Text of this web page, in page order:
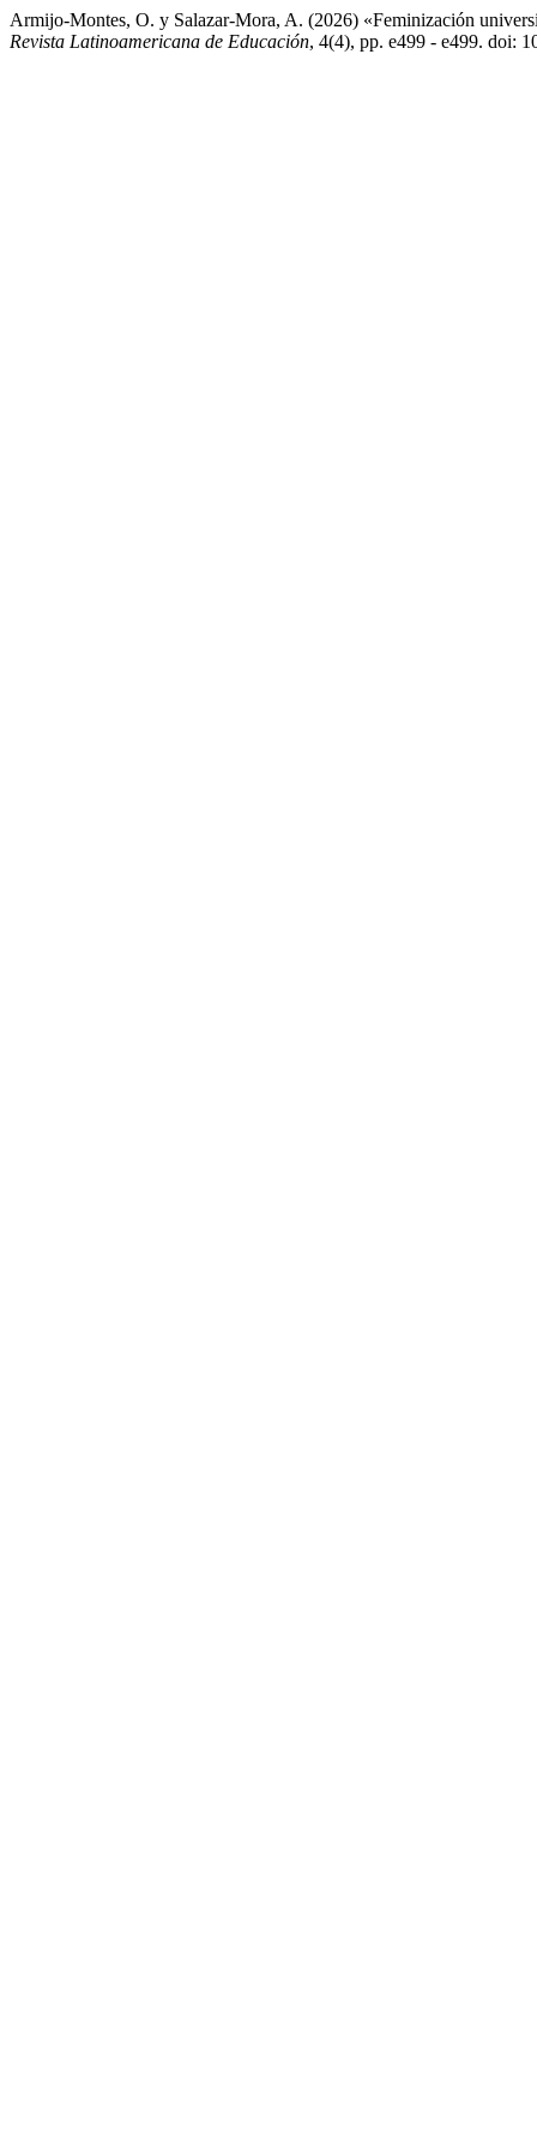
Armijo-Montes, O. y Salazar-Mora, A. (2026) «Feminización
Revista Latinoamericana de Educación, 4(4), pp. e499 - e499. doi: